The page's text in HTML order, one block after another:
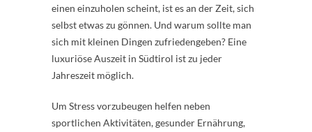
einen einzuholen scheint, ist es an der Zeit, sich
selbst etwas zu gönnen. Und warum sollte man
sich mit kleinen Dingen zufriedengeben? Eine
luxuriöse Auszeit in Südtirol ist zu jeder
Jahreszeit möglich.
Um Stress vorzubeugen helfen neben
sportlichen Aktivitäten, gesunder Ernährung,